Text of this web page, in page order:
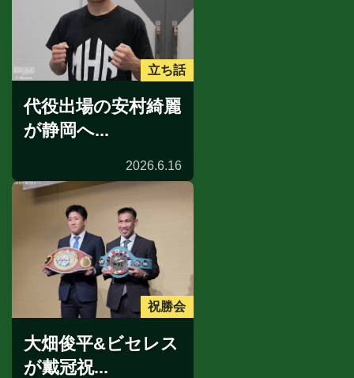
立ち話
代役出場の安村綺麗
が静岡へ...
2026.6.16
祝勝会
大畑俊平&ビセレス
が戴冠祝...